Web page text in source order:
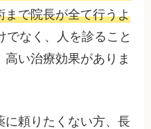
まで院長が全て行うよ
でなく、人を診ること
い治療効果がありま
に頼りたくない方、長